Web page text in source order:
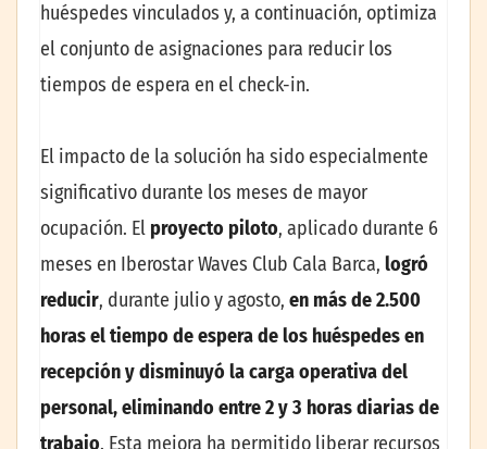
huéspedes vinculados y, a continuación, optimiza
el conjunto de asignaciones para reducir los
tiempos de espera en el check-in.
El impacto de la solución ha sido especialmente
significativo durante los meses de mayor
ocupación. El proyecto piloto, aplicado durante 6
meses en Iberostar Waves Club Cala Barca, logró
reducir, durante julio y agosto, en más de 2.500
horas el tiempo de espera de los huéspedes en
recepción y disminuyó la carga operativa del
personal, eliminando entre 2 y 3 horas diarias de
trabajo. Esta mejora ha permitido liberar recursos